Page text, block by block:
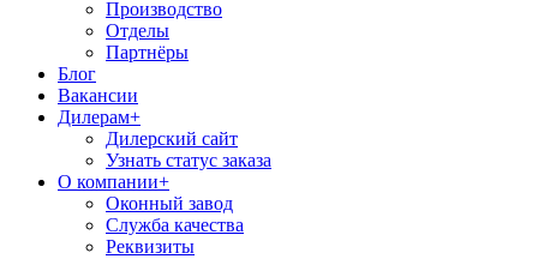
Производство
Отделы
Партнёры
Блог
Вакансии
Дилерам+
Дилерский сайт
Узнать статус заказа
О компании+
Оконный завод
Служба качества
Реквизиты